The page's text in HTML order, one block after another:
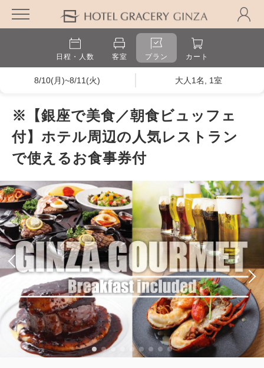
日程・人数 客室 プラン カート
8/10(月)~8/11(火) 大人1名, 1室
※【銀座で美食／朝食ビュッフェ
付】ホテル周辺の人気レストラン
で使えるお食事券付